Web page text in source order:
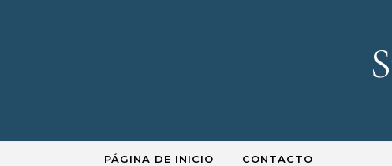
PÁGINA DE INICIO CONTACTO